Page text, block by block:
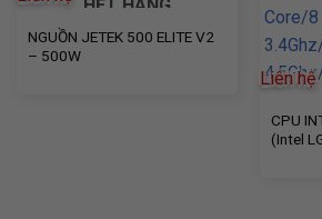
Webcam Brio 100 tương thích với hệ
trở lên, macOS 10.15 trở lên và
sử dụng trên nhiều
HẾT HÀNG
NGUỒN JETEK 500 ELITE V2
– 500W
CPU
(Intel
Liên hệ